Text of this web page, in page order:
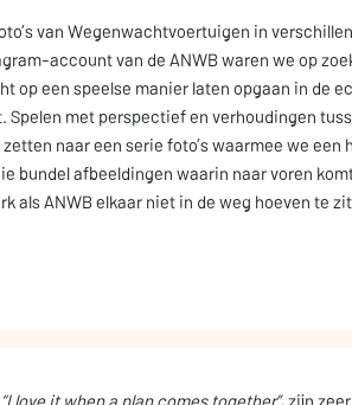
van Wegenwachtvoertuigen in
account van de ANWB waren we op
op een speelse manier laten opgaan in de
Spelen met perspectief en verhoudingen
naar een serie foto’s waarmee we
bundel afbeeldingen waarin naar voren
als ANWB elkaar niet in de weg hoeven te
“I love it when a plan comes together”, zijn